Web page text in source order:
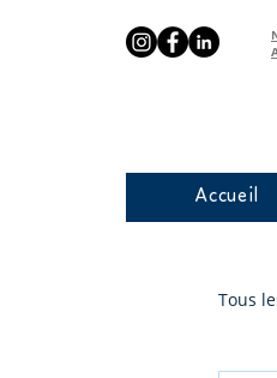
Accueil
Tous